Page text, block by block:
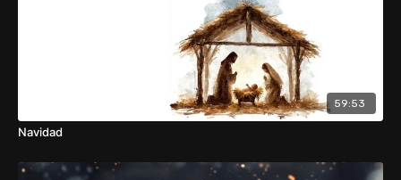
59:53
Navidad